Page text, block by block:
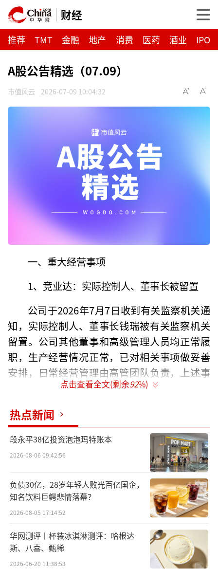
财经
推荐 TMT 金融 地产 消费 医药 酒业 IPO
A股公告精选（07.09）
市值风云 2026-07-09 10:04:32
一、重大经营事项
1、竞业达：实际控制人、董事长被留置
公司于2026年7月7日收到有关监察机关通
知，实际控制人、董事长钱瑞被有关监察机关
留置。公司其他董事和高级管理人员均正常履
职，生产经营情况正常，已对相关事项做妥善
安排，日常经营管理由高管团队负责，上述事
项不会对公司生产经营产生重大影响。
2、精测电子：筹划收购上海精测部分股权
预计构成重大资产重组，股票明起停牌
公司正在筹划发行股份、可转换公司债券
及支付现金收购控股子公司上海精测半导体技
术有限公司部分股权，并募集配套资金，预计
构成重大资产重组和关联交易。上海精测经营
范围包括半导体器件专用设备制造；半导体器
件专用设备销售；光学仪器制造；光学仪器销
售等。因事项存在不确定性，公司股票及可转
债(精测转2)自2026年7月9日起停牌，预计在不
点击查看全文(剩余92%)
热点新闻
段永平38亿投资泡泡玛特账本
2026-08-06 09:42:56
负债30亿，28岁年轻人败光百亿国企，
知名饮料巨鳄悲情落幕？
2026-08-05 17:14:52
华网测评丨杯装冰淇淋测评：哈根达
斯、八喜、甄稀
2026-06-20 11:38:53